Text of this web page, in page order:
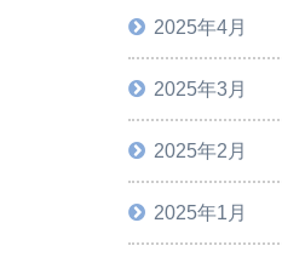
2025年4月
2025年3月
2025年2月
2025年1月